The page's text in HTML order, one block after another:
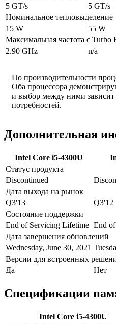
5 GT/s
5 GT/s
Номинальное тепловыделение
15 W
55 W
Максимальная частота с Turbo
2.90 GHz
n/a
По производительности
Оба процессора
и выбор между ними зависит
потребностей.
Дополнительная
Intel Core i5-4300U
Статус продукта
Discontinued
Дата выхода на рынок
Q3'13
Q3'12
Состояние поддержки
End of Servicing Lifetime End
Дата завершения обновлений
Wednesday, June 30, 2021
Версии для встроенных
Да
Нет
Спецификации
Intel Core i5-4300U